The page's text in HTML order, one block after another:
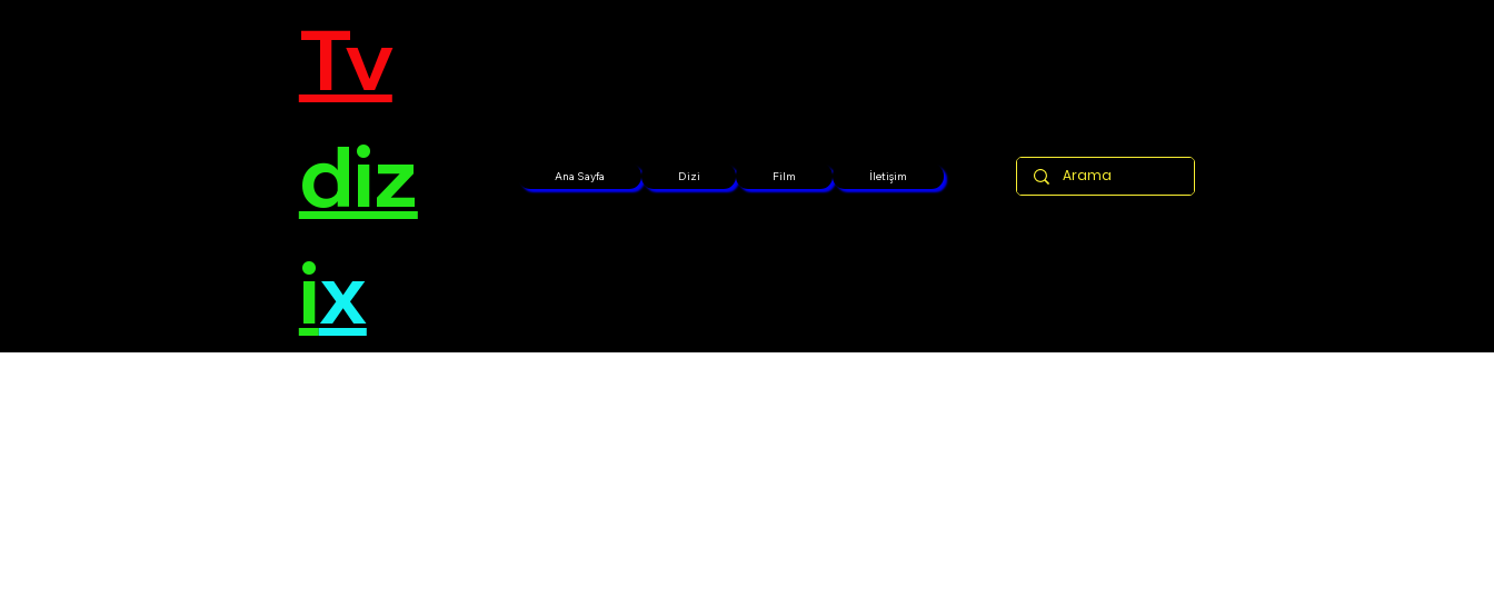
Tv
diz
ix
Ana Sayfa Dizi Film İletişim